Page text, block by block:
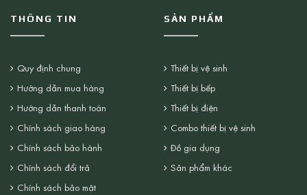
THÔNG TIN
Quy định chung
Hướng dẫn mua hàng
Hướng dẫn thanh toán
Chính sách giao hàng
Chính sách bảo hành
Chính sách đổi trả
Chính sách bảo mật
SẢN PHẨM
Thiết bị vệ sinh
Thiết bị bếp
Thiết bị điện
Combo thiết bị vệ sinh
Đồ gia dụng
Sản phẩm khác